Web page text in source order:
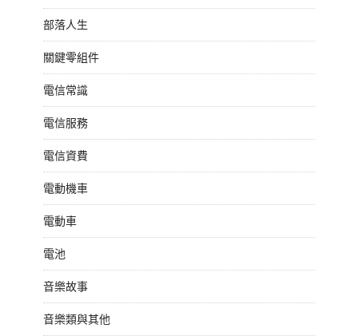
部落人生
關鍵零組件
電信常識
電信服務
電信資費
電動機車
電動車
電池
音樂故事
音樂類與其他